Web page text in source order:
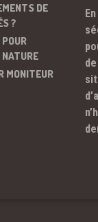
DE
?
NATURE
MONITEUR